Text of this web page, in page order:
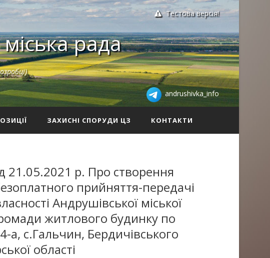
Тестова версія!
рада
andrushivka_info
ЗАХИСНІ СПОРУДИ ЦЗ КОНТАКТИ
21.05.2021 р. Про створення
прийняття-передачі
Андрушівської міської
житлового будинку по
а, с.Гальчин, Бердичівського
області